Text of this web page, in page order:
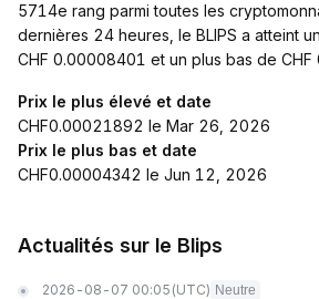
5714e rang parmi toutes les
dernières 24 heures, le BLIPS a atteint
CHF 0.00008401 et un plus bas de
Prix le plus élevé et date
CHF0.00021892 le Mar 26, 2026
Prix le plus bas et date
CHF0.00004342 le Jun 12, 2026
Actualités sur le Blips
2026-08-07 00:05 (UTC) Neutre